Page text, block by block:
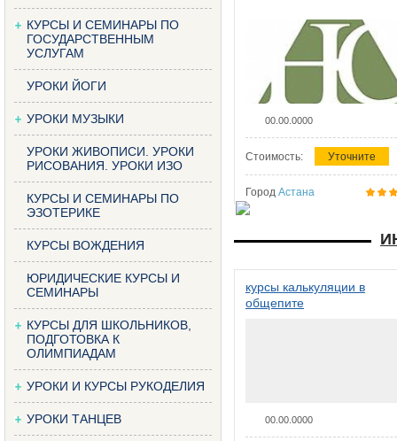
КУРСЫ И СЕМИНАРЫ ПО
ГОСУДАРСТВЕННЫМ
УСЛУГАМ
УРОКИ ЙОГИ
УРОКИ МУЗЫКИ
УРОКИ ЖИВОПИСИ. УРОКИ
РИСОВАНИЯ. УРОКИ ИЗО
КУРСЫ И СЕМИНАРЫ ПО
ЭЗОТЕРИКЕ
КУРСЫ ВОЖДЕНИЯ
ЮРИДИЧЕСКИЕ КУРСЫ И
СЕМИНАРЫ
КУРСЫ ДЛЯ ШКОЛЬНИКОВ,
ПОДГОТОВКА К
ОЛИМПИАДАМ
УРОКИ И КУРСЫ РУКОДЕЛИЯ
УРОКИ ТАНЦЕВ
00.00.0000
Стоимость: Уточните
Город Астана
курсы калькуляции в
общепите
00.00.0000